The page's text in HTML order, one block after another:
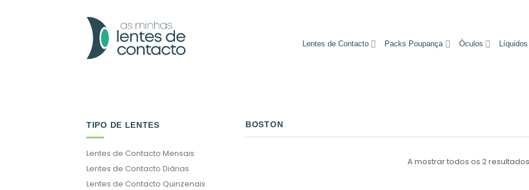
Lentes de Contacto Packs Poupança Óculos Líquidos
TIPO DE LENTES
Lentes de Contacto Mensais
Lentes de Contacto Diárias
Lentes de Contacto Quinzenais
BOSTON
A mostrar todos os 2 resultados